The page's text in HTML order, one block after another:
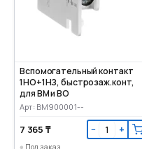
Вспомогательный контакт
1НО+1НЗ, быстрозаж.конт,
для ВМ и ВО
Арт: BM900001--
7 365 ₸ − +
Под заказ